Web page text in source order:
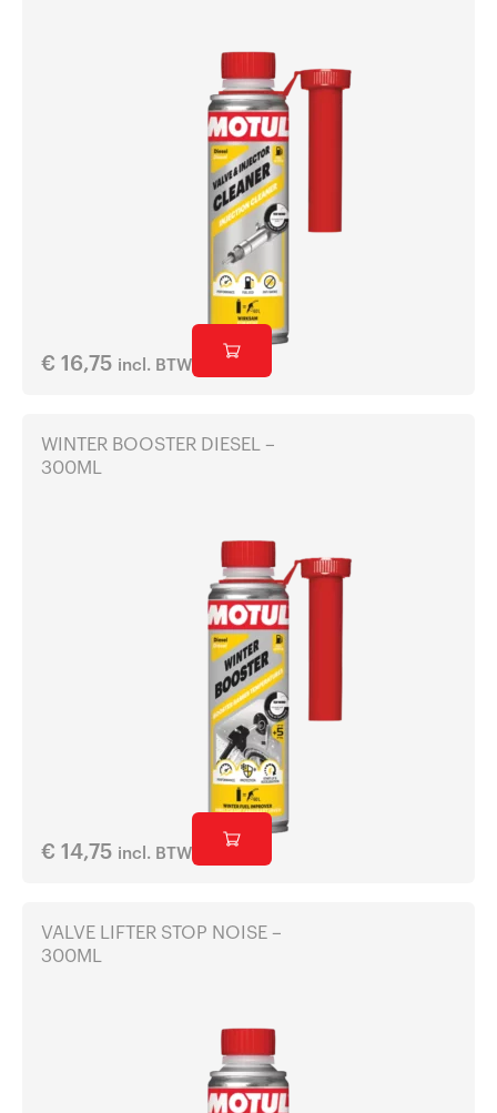
€ 16,75 incl. BTW
WINTER BOOSTER DIESEL –
300ML
€ 14,75 incl. BTW
VALVE LIFTER STOP NOISE –
300ML